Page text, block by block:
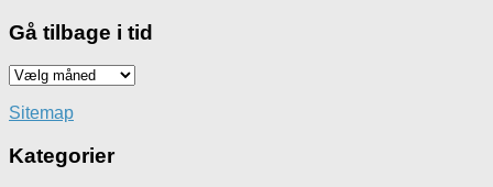
Gå tilbage i tid
Gå
iSitemap
Kategorier